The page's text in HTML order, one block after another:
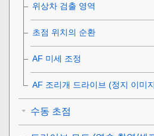
위상차 검출 영역
초점 위치의 순환
AF 미세 조정
AF 조리개 드라이브 (정지 이미
수동 초점